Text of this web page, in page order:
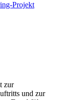
Projekt
zur
und zur